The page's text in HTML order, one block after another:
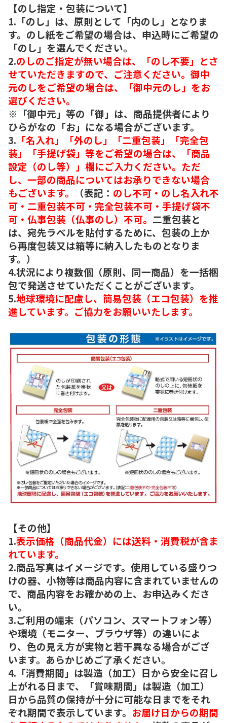
【のし指定・包装について】
1.「のし」は、原則として「内のし」となりま
す。のし紙をご希望の場合は、申込時にご希望の
「のし」を選んでください。
2.のしのご指定が無い場合は、「のし不要」とさ
せていただきますので、ご注意ください。御中
元のしをご希望の場合は、「御中元のし」をお
選びください。
※「御中元」等の「御」は、商品提供者により
ひらがなの「お」になる場合がございます。
3. 「名入れ」「外のし」「二重包装」「完全包
装」「手提げ袋」等をご希望の場合は、「商品
設定（のし等）」欄にご入力ください。ただ
し、一部の商品についてはお承りできない場合
もございます。
（表記： のし不可・のし名入れ不
可・二重包装不可・完全包装不可・手提げ袋不
可・仏事包装（仏事のし）不可。 二重包装と
は、宛先ラベルを貼付するために、包装の上か
ら再度包装又は箱等に納入したものとなりま
す。）
4.状況により複数個（原則、同一商品）を一括梱
包で発送させていただくことがございます。
5.地球環境に配慮し、簡易包装（エコ包装）を推
進しています。ご協力をお願いいたします。
【その他】
1.表示価格（商品代金）には送料・消費税が含ま
れています。
2.商品写真はイメージです。使用している盛りつ
けの器、小物等は商品内容に含まれていませんの
で、商品内容をお確かめの上、お申込みくださ
い。
3.ご利用の端末（パソコン、スマートフォン等）
や環境（モニター、ブラウザ等）の違いによ
り、色の見え方が実物と若干異なる場合がござ
います。あらかじめご了承ください。
4.「消費期間」は製造（加工）日から安全に召し
上がれる日まで、「賞味期間」は製造（加工）
日から品質の保持が十分に可能な日までをそれ
ぞれ期間で表示しています。 お届け日からの期間